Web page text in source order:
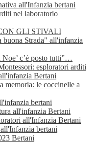
all'Infanzia bertani
nel laboratorio
GLI STIVALI
buona Strada" all'infanzia
Noe’ c’è posto tutti”…
esploratori arditi
Bertani
memoria: le coccinelle a
bertani
all'infanzia Bertani
all'Infanzia Bertani
bertani
Bertani